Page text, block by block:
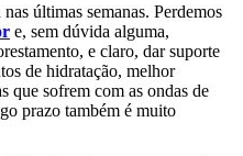
últimas semanas. Perdemos
e, sem dúvida alguma,
e claro, dar suporte
de hidratação, melhor
que sofrem com as ondas de
prazo também é muito